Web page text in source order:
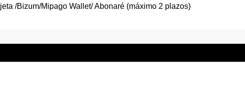
/Bizum/Mipago Wallet/ Abonaré (máximo 2 plazos)